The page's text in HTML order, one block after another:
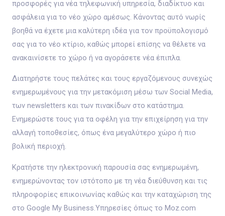
προσφορές για νέα τηλεφωνική υπηρεσία, διαδίκτυο και
ασφάλεια για το νέο χώρο αμέσως. Κάνοντας αυτό νωρίς
βοηθά να έχετε μια καλύτερη ιδέα για τον προϋπολογισμό
σας για το νέο κτίριο, καθώς μπορεί επίσης να θέλετε να
ανακαινίσετε το χώρο ή να αγοράσετε νέα έπιπλα.
Διατηρήστε τους πελάτες και τους εργαζόμενους συνεχώς
ενημερωμένους για την μετακόμιση μέσω των Social Media,
των newsletters και των πινακίδων στο κατάστημα.
Ενημερώστε τους για τα οφέλη για την επιχείρηση για την
αλλαγή τοποθεσίες, όπως ένα μεγαλύτερο χώρο ή πιο
βολική περιοχή.
Κρατήστε την ηλεκτρονική παρουσία σας ενημερωμένη,
ενημερώνοντας τον ιστότοπο με τη νέα διεύθυνση και τις
πληροφορίες επικοινωνίας καθώς και την καταχώριση της
στο Google My Business.Υπηρεσίες όπως το Moz.com